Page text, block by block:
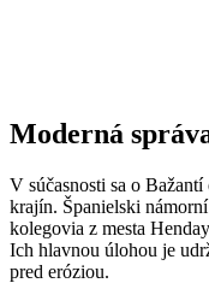
Moderná
V súčasnosti sa o
krajín. Španielski
kolegovia z mesta
Ich hlavnou úlohou je
pred eróziou.